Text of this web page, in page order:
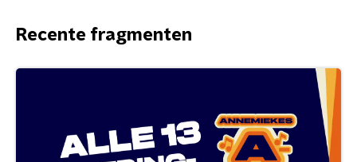
Recente fragmenten